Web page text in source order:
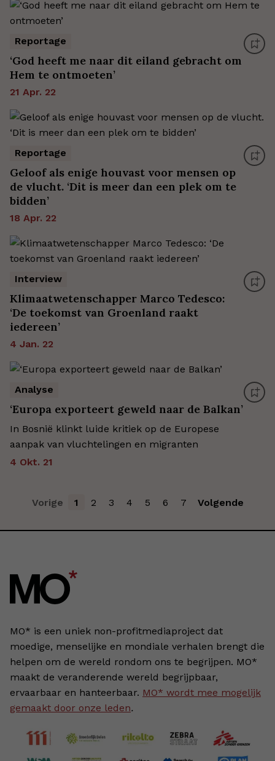
Reportage
‘God heeft me naar dit eiland gebracht om
Hem te ontmoeten’
21 Apr. 22
Reportage
Geloof als enige houvast voor mensen op
de vlucht. ‘Dit is meer dan een plek om te
bidden’
18 Apr. 22
Interview
Klimaatwetenschapper Marco Tedesco:
‘De toekomst van Groenland raakt
iedereen’
4 Jan. 22
Analyse
‘Europa exporteert geweld naar de Balkan’
In Bosnië klinkt luide kritiek op de Europese
aanpak van vluchtelingen en migranten
4 Okt. 21
Vorige 1 2 3 4 5 6 7 Volgende
MO* is een uniek non-profitmediaproject dat
moedige, menselijke en mondiale verhalen brengt die
helpen om de wereld rondom ons te begrijpen. MO*
maakt de veranderende wereld begrijpbaar,
ervaarbaar en hanteerbaar. MO* wordt mee mogelijk
gemaakt door onze leden.